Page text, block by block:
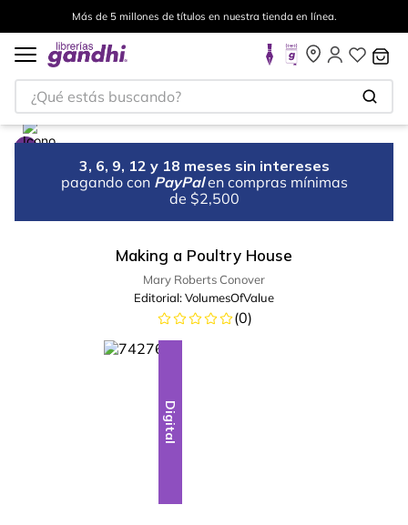
Más de 5 millones de títulos en nuestra tienda en línea.
¿Qué estás buscando?
3, 6, 9, 12 y 18 meses sin intereses
pagando con PayPal en compras mínimas
de $2,500
Making a Poultry House
Mary Roberts Conover
Editorial:VolumesOfValue
(0)
Digital